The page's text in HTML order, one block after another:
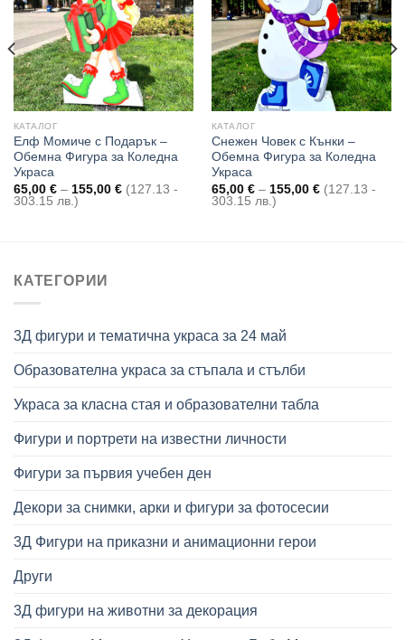
Add to
wishlist
КАТАЛОГ
Елф Момиче с Подарък –
Обемна Фигура за Коледна
Украса
65,00 € – 155,00 €Price
range:
(127.13 -
303.15 лв.)
Add to
wishlist
КАТАЛОГ
Снежен Човек с Кънки –
Обемна Фигура за Коледна
Украса
65,00 € – 155,00 €Price
range:
(127.13 -
303.15 лв.)
КАТЕГОРИИ
3Д фигури и тематична украса за 24 май
Образователна украса за стъпала и стълби
Украса за класна стая и образователни табла
Фигури и портрети на известни личности
Фигури за първия учебен ден
Декори за снимки, арки и фигури за фотосесии
3Д Фигури на приказни и анимационни герои
Други
3Д фигури на животни за декорация